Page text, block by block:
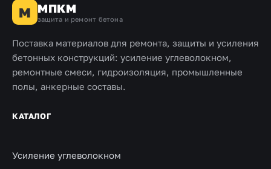
М МПКМ
защита и ремонт бетона
Поставка материалов для ремонта, защиты и усиления
бетонных конструкций: усиление углеволокном,
ремонтные смеси, гидроизоляция, промышленные
полы, анкерные составы.
КАТАЛОГ
Усиление углеволокном